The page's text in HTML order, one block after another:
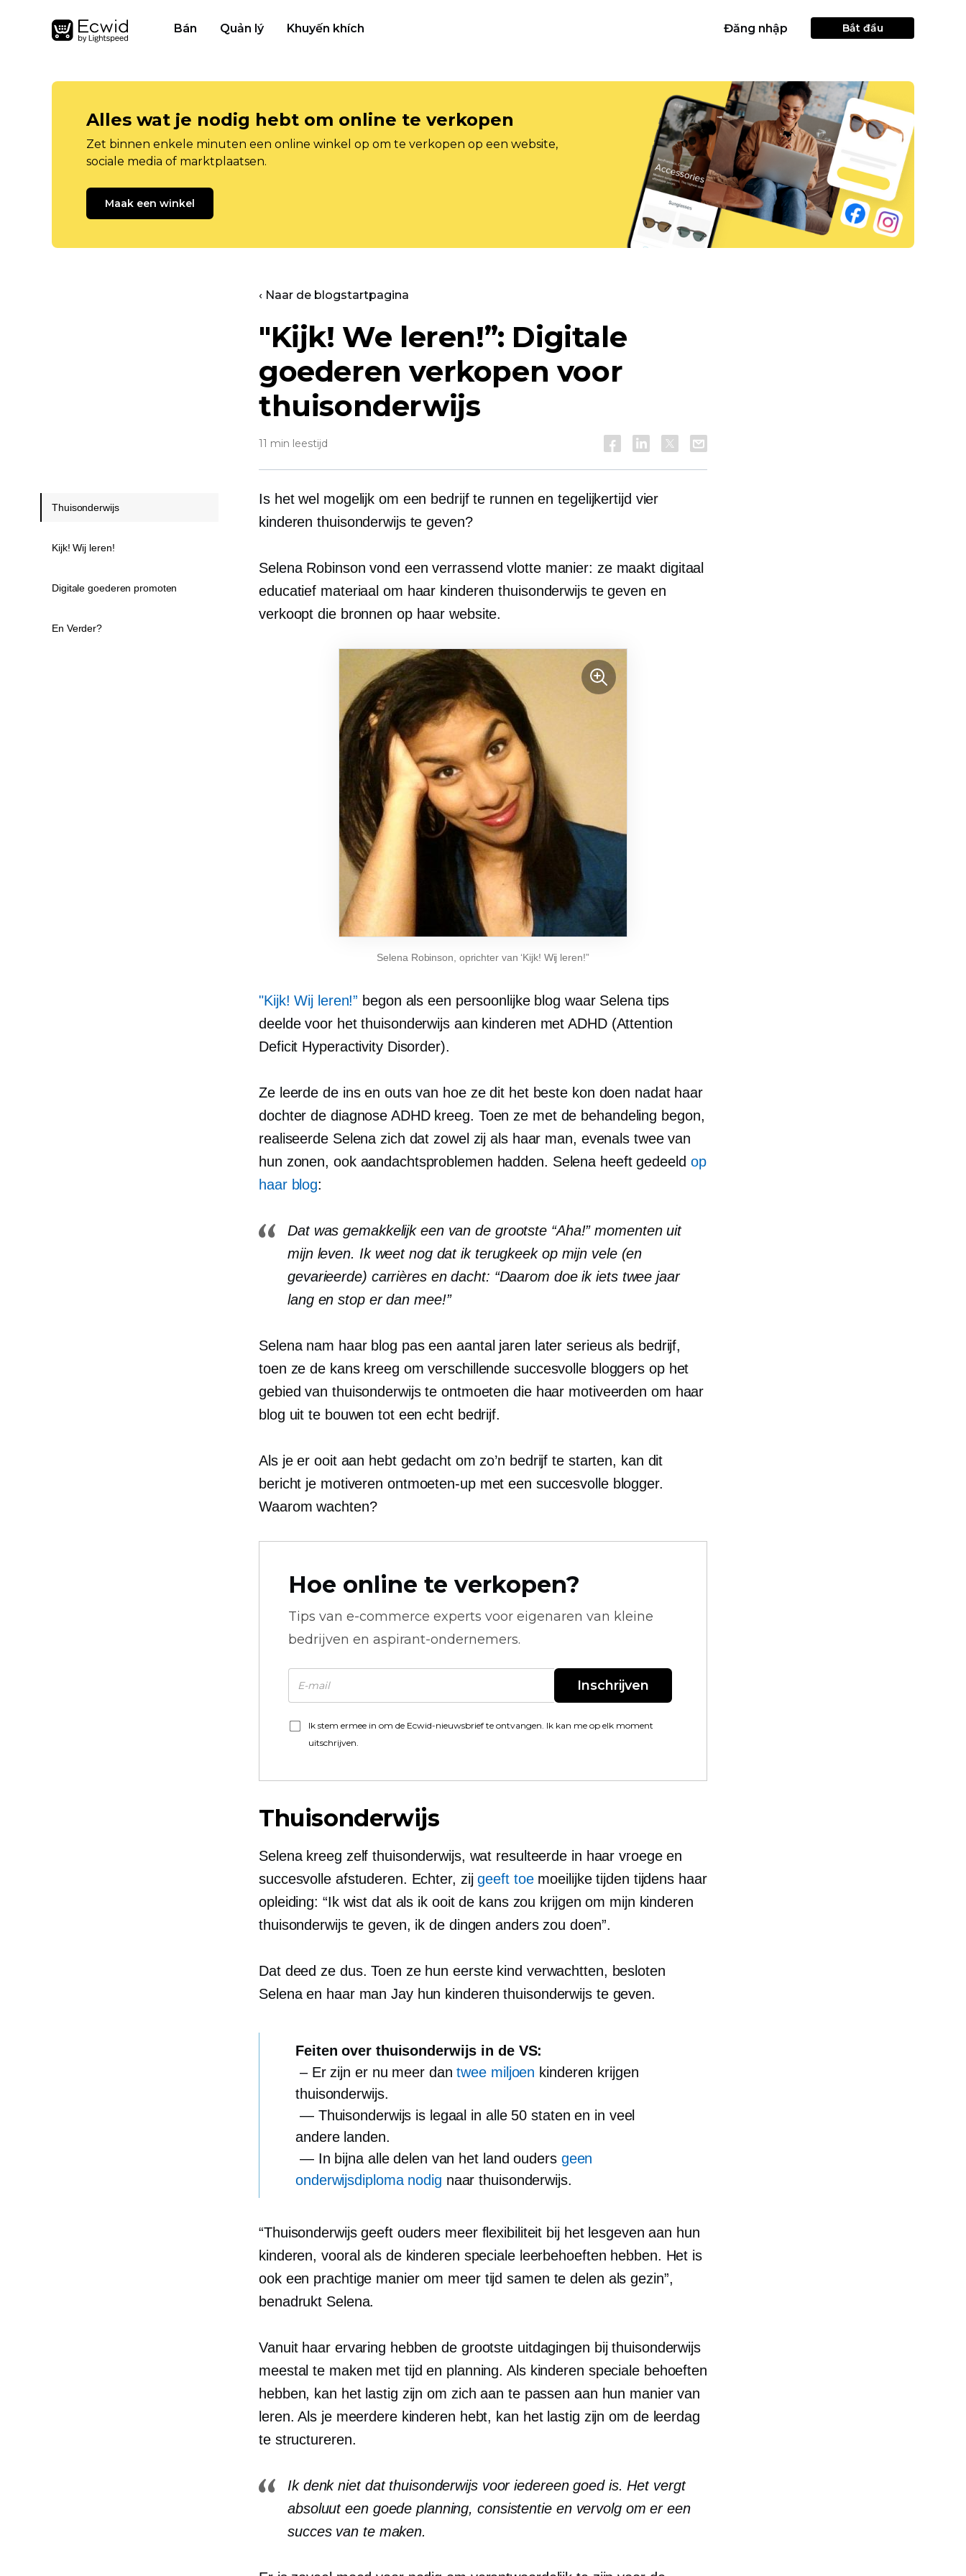
Bán Quản lý Khuyến khích Đăng nhập Bắt đầu
Alles wat je nodig hebt om online te verkopen
Zet binnen enkele minuten een online winkel op om te verkopen op een website,
sociale media of marktplaatsen.
Maak een winkel
‹ Naar de blogstartpagina
"Kijk! We leren!”: Digitale
goederen verkopen voor
thuisonderwijs
11 min leestijd
Is het wel mogelijk om een ​​bedrijf te runnen en tegelijkertijd vier
kinderen thuisonderwijs te geven?
Selena Robinson vond een verrassend vlotte manier: ze maakt digitaal
educatief materiaal om haar kinderen thuisonderwijs te geven en
verkoopt die bronnen op haar website.
Selena Robinson, oprichter van ‘Kijk! Wij leren!”
"Kijk! Wij leren!” begon als een persoonlijke blog waar Selena tips
deelde voor het thuisonderwijs aan kinderen met ADHD (Attention
Deficit Hyperactivity Disorder).
Ze leerde de ins en outs van hoe ze dit het beste kon doen nadat haar
dochter de diagnose ADHD kreeg. Toen ze met de behandeling begon,
realiseerde Selena zich dat zowel zij als haar man, evenals twee van
hun zonen, ook aandachtsproblemen hadden. Selena heeft gedeeld op
haar blog:
Dat was gemakkelijk een van de grootste “Aha!” momenten uit
mijn leven. Ik weet nog dat ik terugkeek op mijn vele (en
gevarieerde) carrières en dacht: “Daarom doe ik iets twee jaar
lang en stop er dan mee!”
Selena nam haar blog pas een aantal jaren later serieus als bedrijf,
toen ze de kans kreeg om verschillende succesvolle bloggers op het
gebied van thuisonderwijs te ontmoeten die haar motiveerden om haar
blog uit te bouwen tot een echt bedrijf.
Als je er ooit aan hebt gedacht om zo’n bedrijf te starten, kan dit
bericht je motiveren ontmoeten-upmet een succesvolle blogger.
Waarom wachten?
Hoe online te verkopen?
Tips van e-commerce experts voor eigenaren van kleine
bedrijven en aspirant-ondernemers.
Inschrijven
Ik stem ermee in om de Ecwid-nieuwsbrief te ontvangen. Ik kan me op elk moment
uitschrijven.
Thuisonderwijs
Selena kreeg zelf thuisonderwijs, wat resulteerde in haar vroege en
succesvolle afstuderen. Echter, zijgeeft toemoeilijke tijden tijdens haar
opleiding: “Ik wist dat als ik ooit de kans zou krijgen om mijn kinderen
thuisonderwijs te geven, ik de dingen anders zou doen”.
Dat deed ze dus. Toen ze hun eerste kind verwachtten, besloten
Selena en haar man Jay hun kinderen thuisonderwijs te geven.
Feiten over thuisonderwijs in de VS:
– Er zijn er nu meer dantwee miljoen kinderen krijgen
thuisonderwijs.
— Thuisonderwijs is legaal in alle 50 staten en in veel
andere landen.
— In bijna alle delen van het land ouders geen
onderwijsdiploma nodig naar thuisonderwijs.
“Thuisonderwijs geeft ouders meer flexibiliteit bij het lesgeven aan hun
kinderen, vooral als de kinderen speciale leerbehoeften hebben. Het is
ook een prachtige manier om meer tijd samen te delen als gezin”,
benadrukt Selena.
Vanuit haar ervaring hebben de grootste uitdagingen bij thuisonderwijs
meestal te maken met tijd en planning. Als kinderen speciale behoeften
hebben, kan het lastig zijn om zich aan te passen aan hun manier van
leren. Als je meerdere kinderen hebt, kan het lastig zijn om de leerdag
te structureren.
Ik denk niet dat thuisonderwijs voor iedereen goed is. Het vergt
absoluut een goede planning, consistentie en vervolgom er een
succes van te maken.
Thuisonderwijs
Kijk! Wij leren!
Digitale goederen promoten
En Verder?